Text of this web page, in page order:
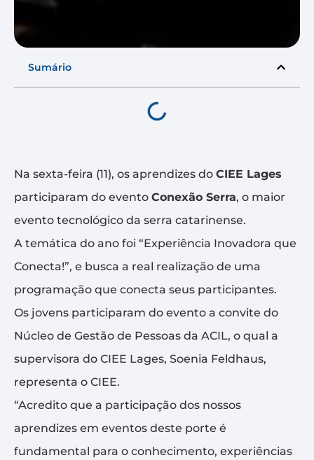
Sumário
Na sexta-feira (11), os aprendizes do CIEE Lages
participaram do evento Conexão Serra, o maior
evento tecnológico da serra catarinense.
A temática do ano foi “Experiência Inovadora que
Conecta!”, e busca a real realização de uma
programação que conecta seus participantes.
Os jovens participaram do evento a convite do
Núcleo de Gestão de Pessoas da ACIL, o qual a
supervisora do CIEE Lages, Soenia Feldhaus,
representa o CIEE.
“Acredito que a participação dos nossos
aprendizes em eventos deste porte é
fundamental para o conhecimento, experiências